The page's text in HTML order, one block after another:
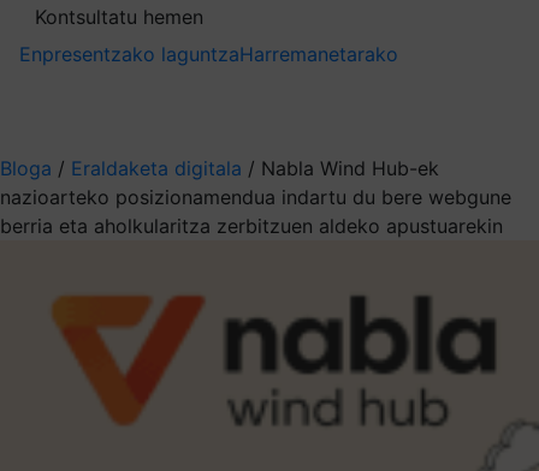
Kontsultatu hemen
Enpresentzako laguntzaHarremanetarako
Bloga / Eraldaketa digitala / Nabla Wind Hub-ek
nazioarteko posizionamendua indartu du bere webgune
berria eta aholkularitza zerbitzuen aldeko apustuarekin